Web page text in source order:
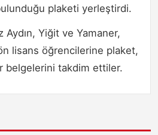
plaketi yerleştirdi.
Aydın, Yiğit ve Yamaner,
lisans öğrencilerine plaket,
belgelerini takdim ettiler.